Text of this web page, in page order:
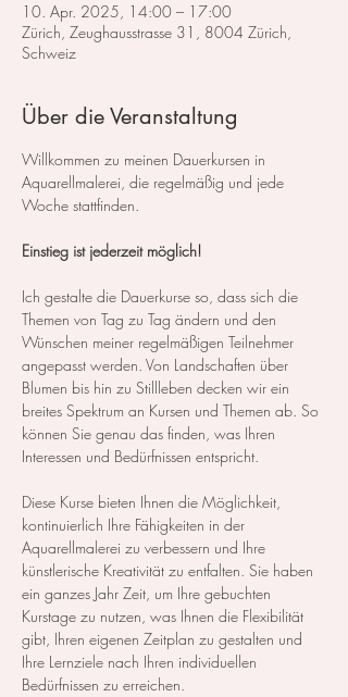
10. Apr. 2025, 14:00 – 17:00
Zürich, Zeughausstrasse 31, 8004 Zürich,
Schweiz
Über die Veranstaltung
Willkommen zu meinen Dauerkursen in
Aquarellmalerei, die regelmäßig und jede
Woche stattfinden.
Einstieg ist jederzeit möglich!
Ich gestalte die Dauerkurse so, dass sich die
Themen von Tag zu Tag ändern und den
Wünschen meiner regelmäßigen Teilnehmer
angepasst werden. Von Landschaften über
Blumen bis hin zu Stillleben decken wir ein
breites Spektrum an Kursen und Themen ab. So
können Sie genau das finden, was Ihren
Interessen und Bedürfnissen entspricht.
Diese Kurse bieten Ihnen die Möglichkeit,
kontinuierlich Ihre Fähigkeiten in der
Aquarellmalerei zu verbessern und Ihre
künstlerische Kreativität zu entfalten. Sie haben
ein ganzes Jahr Zeit, um Ihre gebuchten
Kurstage zu nutzen, was Ihnen die Flexibilität
gibt, Ihren eigenen Zeitplan zu gestalten und
Ihre Lernziele nach Ihren individuellen
Bedürfnissen zu erreichen.